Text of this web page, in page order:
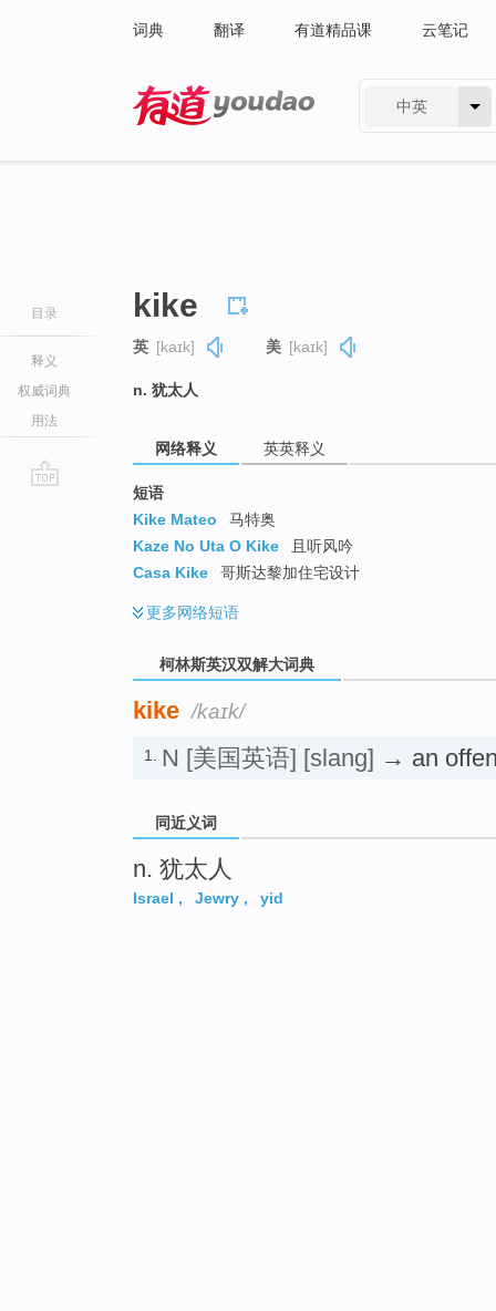
词典 翻译 有道精品课 云笔记
中英
目录
释义
权威词典
用法
kike
英 [kaɪk] 美 [kaɪk]
n. 犹太人
网络释义 英英释义
短语
Kike Mateo
马特奥
Kaze No Uta O Kike
且听风吟
Casa Kike
哥斯达黎加住宅设计
更多网络短语
柯林斯英汉双解大词典
kike /kaɪk/
1. N [美国英语] [slang] → an
同近义词
n. 犹太人
Israel , Jewry , yid